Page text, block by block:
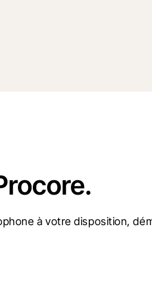
à votre disposition,